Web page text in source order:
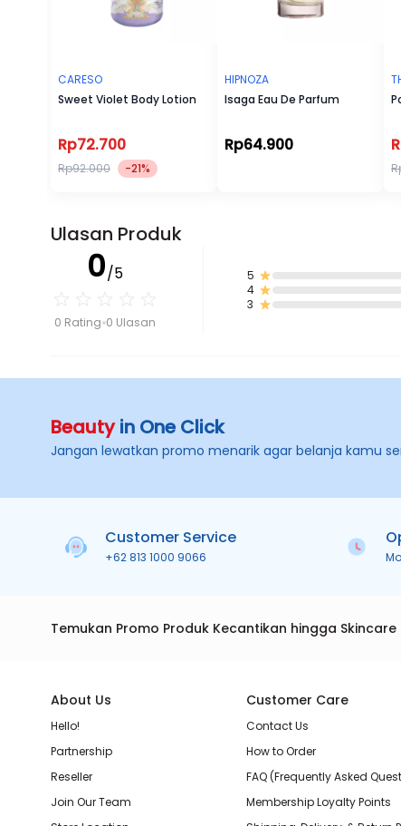
CARESO
Sweet Violet Body Lotion
Rp72.700
Rp92.000 -21%
HIPNOZA
Isaga Eau De Parfum
Rp64.900
Ulasan Produk
0/5
0 Rating 0 Ulasan
5
4
3
Beautyin One Click
Jangan lewatkan promo menarik agar belanja kamu
Customer Service
+62 813 1000 9066
Temukan Promo Produk Kecantikan hingga
About Us
Hello!
Partnership
Reseller
Join Our Team
Customer Care
Contact Us
How to Order
FAQ (Frequently Asked
Membership Loyalty Points